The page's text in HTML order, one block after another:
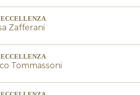
ECCELLENZA
Zafferani
ECCELLENZA
Tommassoni